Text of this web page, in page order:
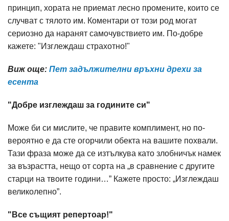
принцип, хората не приемат лесно промените, които се
случват с тялото им. Коментари от този род могат
сериозно да наранят самочувствието им. По-добре
кажете: "Изглеждаш страхотно!"
Виж още: Пет задължителни връхни дрехи за
есента
"Добре изглеждаш за годините си"
Може би си мислите, че правите комплимент, но по-
вероятно е да сте огорчили обекта на вашите похвали.
Тази фраза може да се изтълкува като злобничък намек
за възрастта, нещо от сорта на „в сравнение с другите
старци на твоите години…” Кажете просто: „Изглеждаш
великолепно”.
"Все същият репертоар!"